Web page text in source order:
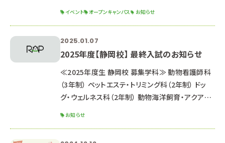
※午前と午後は同じ内容のため、都合の良い方を
選んで参加してね ☆場所☆ 専門学校ルネサン
ス・ペット・アカデミー【静岡校】 静岡県静岡市駿河
区
イベント オープンキャンパス お知らせ
2025.01.07
2025年度【静岡校】 最終入試のお知らせ
≪2025年度生 静岡校 募集学科≫ 動物看護師科
（3年制） ペットエステ・トリミング科（2年制） ドッ
グ・ウェルネス科（2年制） 動物海洋飼育・アクアリ
お知らせ